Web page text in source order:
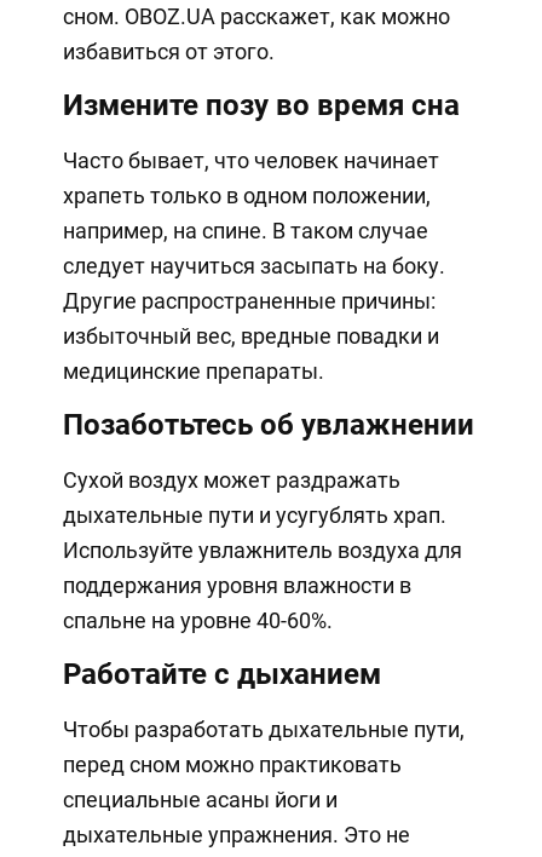
сном. OBOZ.UA расскажет, как можно
избавиться от этого.
Измените позу во время сна
Часто бывает, что человек начинает
храпеть только в одном положении,
например, на спине. В таком случае
следует научиться засыпать на боку.
Другие распространенные причины:
избыточный вес, вредные повадки и
медицинские препараты.
Позаботьтесь об увлажнении
Сухой воздух может раздражать
дыхательные пути и усугублять храп.
Используйте увлажнитель воздуха для
поддержания уровня влажности в
спальне на уровне 40-60%.
Работайте с дыханием
Чтобы разработать дыхательные пути,
перед сном можно практиковать
специальные асаны йоги и
дыхательные упражнения. Это не